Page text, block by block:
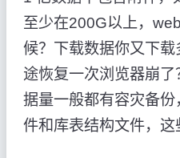
至少在200G以上，
候？下载数据你又下
途恢复一次浏览器崩
据量一般都有容灾备
件和库表结构文件，这